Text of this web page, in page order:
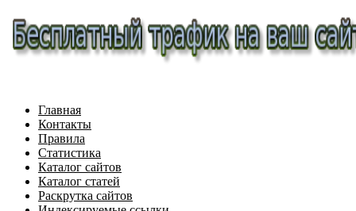
Главная
Контакты
Правила
Статистика
Каталог сайтов
Каталог статей
Раскрутка сайтов